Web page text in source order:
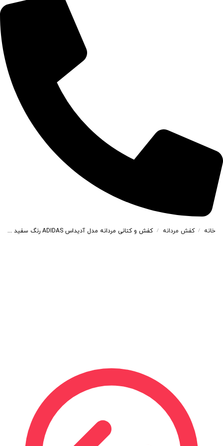
خانه / کفش مردانه / کفش و کتانی مردانه مدل آدیداس ADIDAS رنگ سفید نارنجی کد 99852